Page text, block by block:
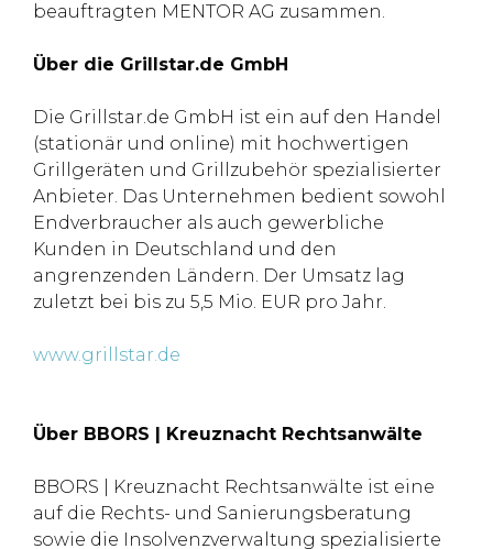
beauftragten MENTOR AG zusammen.
Über die Grillstar.de GmbH
Die Grillstar.de GmbH ist ein auf den Handel
(stationär und online) mit hochwertigen
Grillgeräten und Grillzubehör spezialisierter
Anbieter. Das Unternehmen bedient sowohl
Endverbraucher als auch gewerbliche
Kunden in Deutschland und den
angrenzenden Ländern. Der Umsatz lag
zuletzt bei bis zu 5,5 Mio. EUR pro Jahr.
www.grillstar.de
Über BBORS | Kreuznacht Rechtsanwälte
BBORS | Kreuznacht Rechtsanwälte ist eine
auf die Rechts- und Sanierungsberatung
sowie die Insolvenzverwaltung spezialisierte